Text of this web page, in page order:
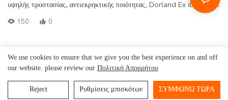
υψηλής προστασίας, αντιεκρηκτικής ποιότητας, Dorland Ex ib lIC T4
Gb/Ex ib IIIC T130°C Db Υποβρύχια κάμερα IP68 (5 μέτρα, 30 λεπτά)
150 0
Πνευματικά δικαιώματα © 2025Beijing Dorland System Control
ΠολιτικήΑπορρήτου
We use cookies to ensure that we give you the best experience on and off
our website. please review our Πολιτική Απορρήτου
Reject Ρυθμίσεις μπισκότων ΣΥΜΦΩΝΏ ΤΏΡΑ